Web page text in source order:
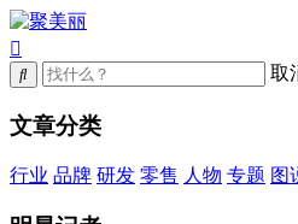
取
文章分类
行业 品牌 研发 零售 人物 专题 图